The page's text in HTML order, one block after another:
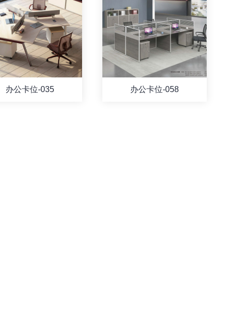
办公卡位-035 办公卡位-058